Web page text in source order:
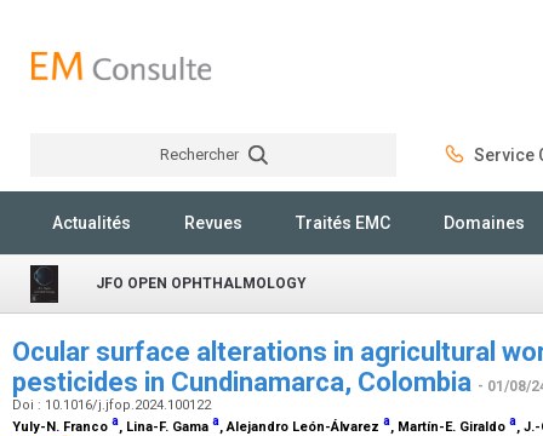
Rechercher Service
Actualités Revues Traités EMC Domaines
JFO OPEN OPHTHALMOLOGY
Ocular surface alterations in agricultural
pesticides in Cundinamarca, Colombia - 01/08/
Doi : 10.1016/j.jfop.2024.100122
Yuly-N. Franco a, Lina-F. Gama a, Alejandro León-Álvarez a, Martín-E. Giraldo a,